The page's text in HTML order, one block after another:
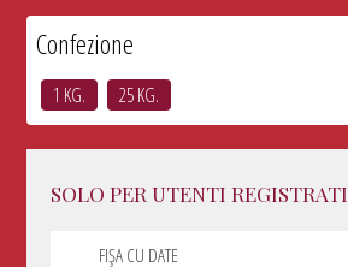
Confezione
1 KG. 25 KG.
SOLO PER UTENTI REGISTRATI
FIȘA CU DATE